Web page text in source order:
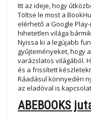
Itt az ideje, hogy
Töltse le most a
elérhető a Google
hihetetlen világa
Nyissa ki a legújabb
gyűjteményeket, hogy
varázslatos világából.
és a frissített
Ráadásul könnyedén
az eladóval is
ABEBOOKS